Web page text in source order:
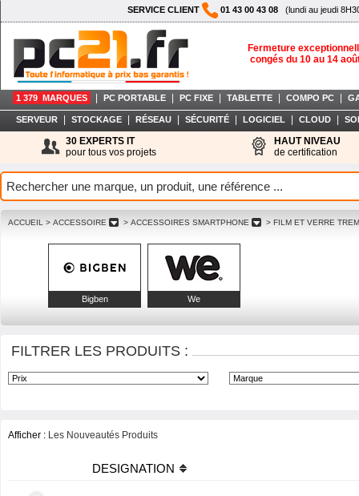
SERVICE CLIENT 01 43 00 43 08 (lundi au jeudi
Fermeture
congés du 10 au 14
1 379 MARQUES PC PORTABLE PC FIXE TABLETTE COMPO PC
SERVEUR STOCKAGE RÉSEAU SÉCURITÉ LOGICIEL CLOUD
30 EXPERTS IT
pour tous vos projets
HAUT NIVEAU
de certification
ACCUEIL > ACCESSOIRE > ACCESSOIRES SMARTPHONE > FILM ET VERRE
Bigben We
FILTRER LES PRODUITS :
Afficher : Les Nouveautés Produits
DESIGNATION